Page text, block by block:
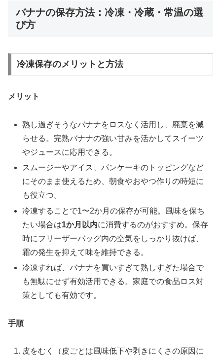
バナナの保存方法：冷凍・冷蔵・常温の選
び方
冷凍保存のメリットと方法
メリット
熟し過ぎそうなバナナをロスなく活用し、廃棄を減
らせる。完熟バナナの強い甘みを活かしてスイーツ
やジュースに応用できる。
スムージーやアイス、パンケーキのトッピングなど
にそのまま使えるため、朝食やおやつ作りの時短に
も役立つ。
冷凍することで1〜2か月の保存が可能。風味を保ち
たい場合は1か月以内に消費するのがおすすめ。保存
時にフリーザーバッグ内の空気をしっかり抜けば、
霜の発生を抑えて味を維持できる。
冷凍すれば、バナナを買いすぎて熟しすぎた場合で
も無駄にせず有効活用できる。家庭での食品ロス対
策としても有効です。
手順
皮をむく（皮ごとは風味低下や剥きにくさの原因に